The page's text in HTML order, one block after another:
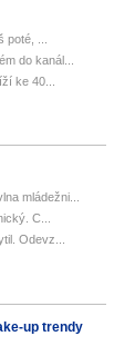
...
do kanál...
ke 40...
mládežni...
C...
Odevz...
up trendy